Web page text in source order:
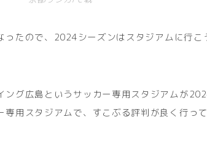
ったので、2024シーズンはスタジアムに行こ
ング広島というサッカー専用スタジアムが
用スタジアムで、すこぶる評判が良く行っ